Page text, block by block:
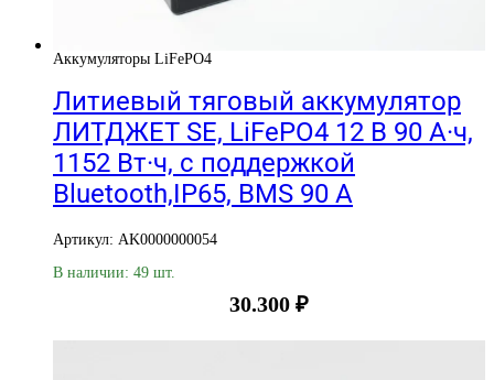
Аккумуляторы LiFePO4
Литиевый тяговый аккумулятор
ЛИТДЖЕТ SE, LiFePO4 12 В 90 А·ч,
1152 Вт·ч, с поддержкой
Bluetooth,IP65, BMS 90 А
Артикул: AK0000000054
В наличии: 49 шт.
30.300 ₽